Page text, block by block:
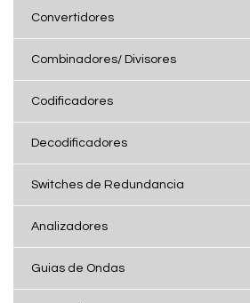
Convertidores
Combinadores/ Divisores
Codificadores
Decodificadores
Switches de Redundancia
Analizadores
Guias de Ondas